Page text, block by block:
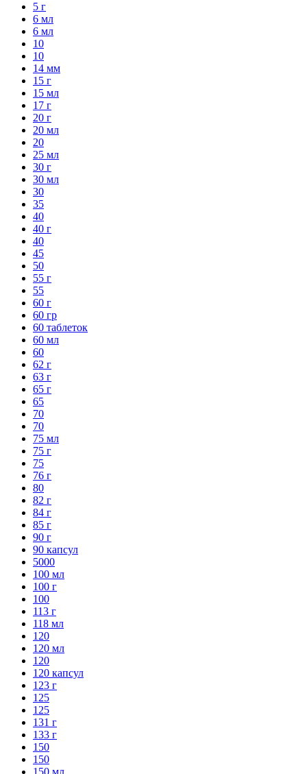
5 г
6 мл
6 мл
10
10
14 мм
15 г
15 мл
17 г
20 г
20 мл
20
25 мл
30 г
30 мл
30
35
40
40 г
40
45
50
55 г
55
60 г
60 гр
60 таблеток
60 мл
60
62 г
63 г
65 г
65
70
70
75 мл
75 г
75
76 г
80
82 г
84 г
85 г
90 г
90 капсул
5000
100 мл
100 г
100
113 г
118 мл
120
120 мл
120
120 капсул
123 г
125
125
131 г
133 г
150
150